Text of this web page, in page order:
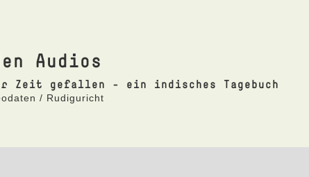
Audios
Zeit gefallen - ein indisches Tagebuch
/ Rudiguricht